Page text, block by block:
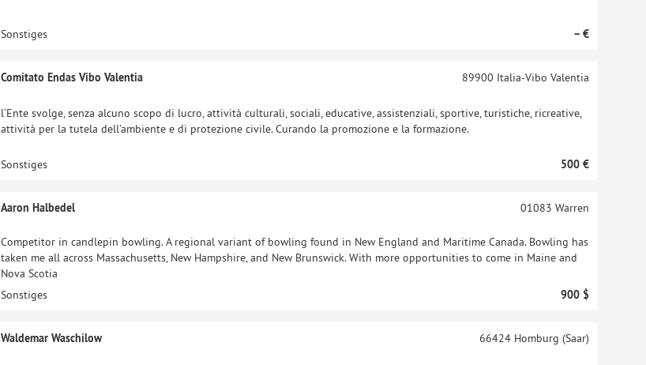
Sonstiges – €
Comitato Endas Vibo Valentia
l’Ente svolge, senza alcuno scopo di lucro, attività culturali, sociali, educative, assistenziali, sportive, turistiche, ricreative,
attività per la tutela dell’ambiente e di protezione civile. Curando la promozione e la formazione.
89900 Italia-Vibo Valentia
Sonstiges 500 €
Aaron Halbedel
Competitor in candlepin bowling. A regional variant of bowling found in New England and Maritime Canada. Bowling has
taken me all across Massachusetts, New Hampshire, and New Brunswick. With more opportunities to come in Maine and
Nova Scotia
01083 Warren
Sonstiges 900 $
Waldemar Waschilow 66424Homburg (Saar)